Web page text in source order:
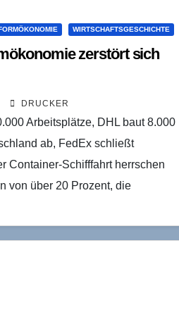
WIRTSCHAFTSGESCHICHTE
zerstört sich
DRUCKER
Arbeitsplätze, DHL baut 8.000
ab, FedEx schließt
Container-Schifffahrt herrschen
von über 20 Prozent, die